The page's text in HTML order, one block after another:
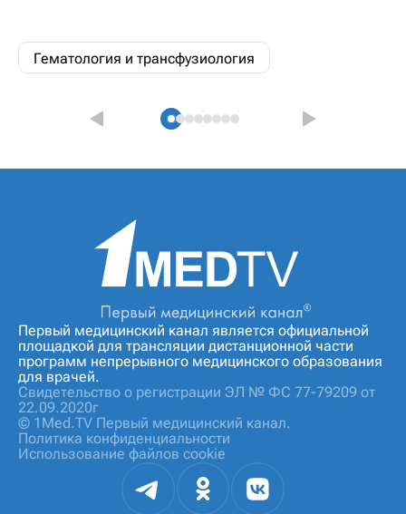
Гематология и трансфузиология
Первый медицинский канал является официальной
площадкой для трансляции дистанционной части
программ непрерывного медицинского образования
для врачей.
Свидетельство о регистрации ЭЛ № ФС 77-79209 от
22.09.2020г
© 1Med.TV Первый медицинский канал.
Политика конфиденциальности
Использование файлов cookie